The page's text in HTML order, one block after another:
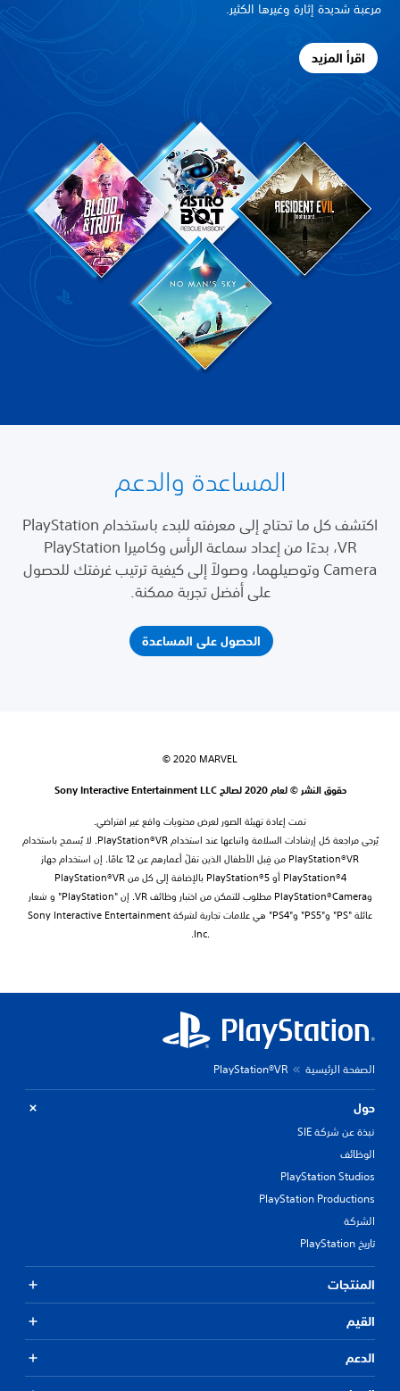
مرعبة شديدة إثارة وغيرها الكثير.
اقرأ المزيد
المساعدة والدعم
اكتشف كل ما تحتاج إلى معرفته للبدء باستخدام PlayStation
VR، بدءًا من إعداد سماعة الرأس وكاميرا PlayStation
Camera وتوصيلهما، وصولاً إلى كيفية ترتيب غرفتك للحصول
على أفضل تجربة ممكنة.
الحصول على المساعدة
‎© 2020 MARVEL
حقوق النشر © لعام 2020 لصالح Sony Interactive Entertainment LLC
تمت إعادة تهيئة الصور لعرض محتويات واقع غير افتراضي.
يُرجى مراجعة كل إرشادات السلامة واتباعها عند استخدام PlayStation®VR. لا يُسمح باستخدام
PlayStation®VR من قِبل الأطفال الذين تقلّ أعمارهم عن 12 عامًا. إن استخدام جهاز
PlayStation®4 أو PlayStation®5 بالإضافة إلى كل من PlayStation®VR
وPlayStation®Camera مطلوب للتمكن من اختبار وظائف VR. إن "PlayStation" و شعار
عائلة "PS"‏ و"PS5" و"PS4" هي علامات تجارية لشركة Sony Interactive Entertainment
Inc.‎.
الصفحة الرئيسية PlayStation®VR
حول
نبذة عن شركة SIE
الوظائف
PlayStation Studios
PlayStation Productions
الشركة
تاريخ PlayStation
المنتجات
القيم
الدعم